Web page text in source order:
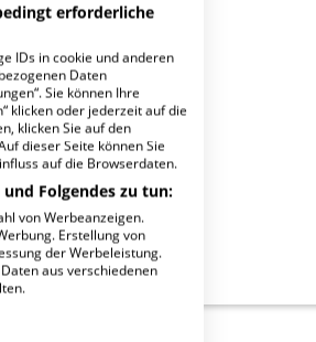
erforderliche
IDs in cookie und anderen
Daten
Sie können Ihre
klicken oder jederzeit auf die
klicken Sie auf den
dieser Seite können Sie
auf die Browserdaten.
Folgendes zu tun:
von Werbeanzeigen.
Erstellung von
der Werbeleistung.
aus verschiedenen